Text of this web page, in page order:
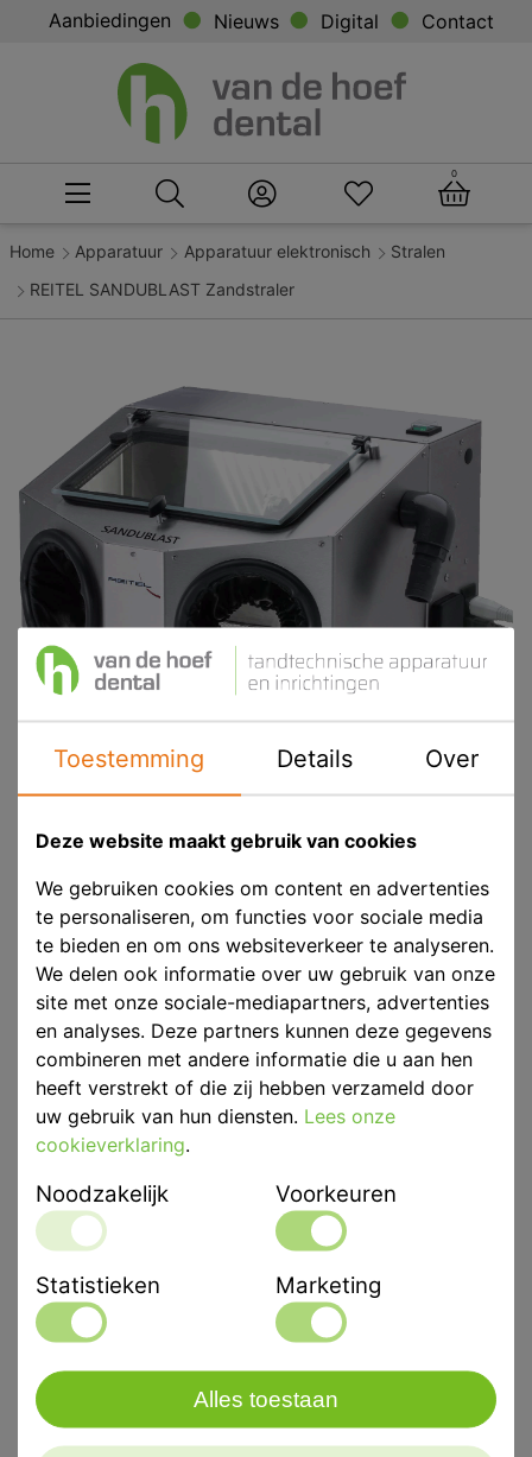
Aanbiedingen Nieuws Digital Contact
0
Home Apparatuur Apparatuur elektronisch
Stralen
REITEL SANDUBLAST Zandstraler
REITEL SANDUBLAST Zandstraler
Product ID
RE 14604000
Voorraad
Prijs op aanvraag
Eenheid
p/st
Merk
Reitel Feinwerktechnik
Productbeschrijving
Recycling zandstraler, RVS behuizing
Toestemming Details Over
Deze website maakt gebruik van cookies
We gebruiken cookies om content en advertenties
te personaliseren, om functies voor sociale media
te bieden en om ons websiteverkeer te analyseren.
We delen ook informatie over uw gebruik van onze
site met onze sociale-mediapartners, advertenties
en analyses. Deze partners kunnen deze gegevens
combineren met andere informatie die u aan hen
heeft verstrekt of die zij hebben verzameld door
uw gebruik van hun diensten. Lees onze
cookieverklaring.
Noodzakelijk Voorkeuren
Statistieken Marketing
Alles toestaan